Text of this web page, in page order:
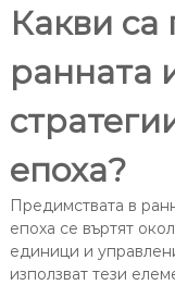
Какви са
ранната
епоха?
Предимствата в
епоха се въртят
единици и
използват тези